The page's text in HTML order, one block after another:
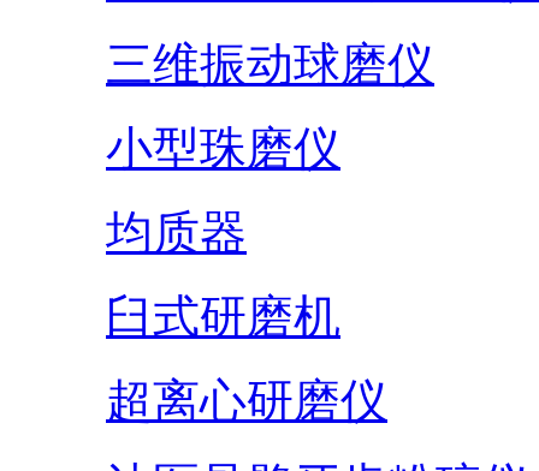
三维振动球磨仪
小型珠磨仪
均质器
臼式研磨机
超离心研磨仪